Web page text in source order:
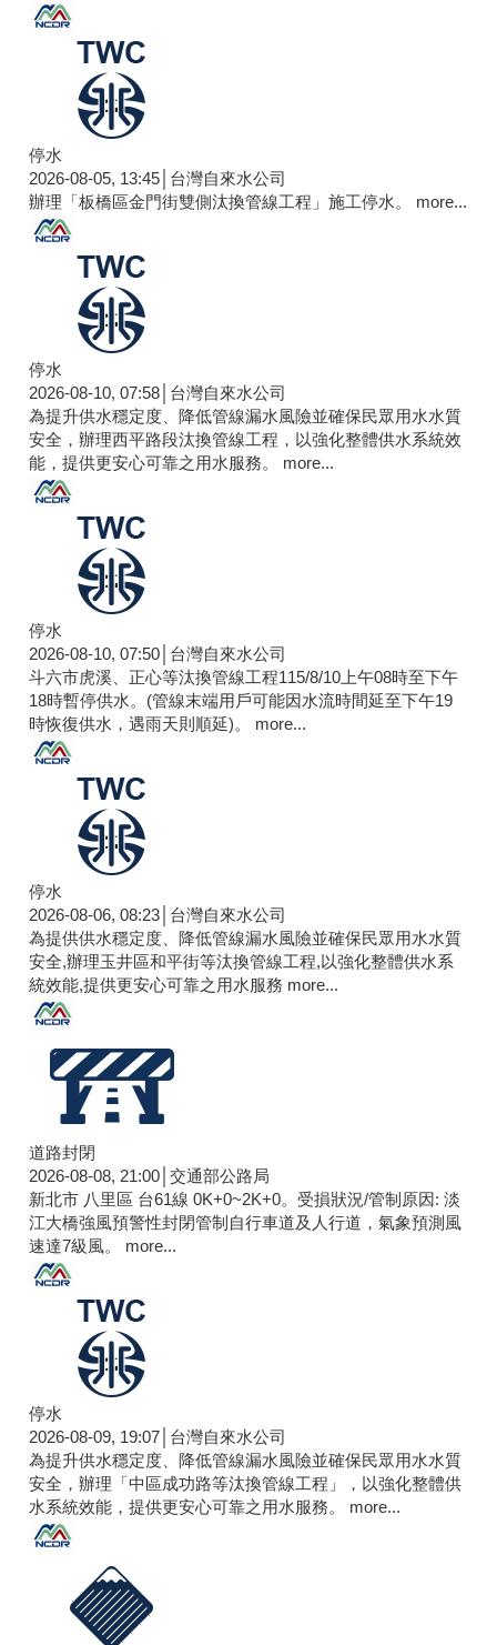
停水
2026-08-05, 13:45│台灣自來水公司
辦理「板橋區金門街雙側汰換管線工程」施工停水。 more...
停水
2026-08-10, 07:58│台灣自來水公司
為提升供水穩定度、降低管線漏水風險並確保民眾用水水質
安全，辦理西平路段汰換管線工程，以強化整體供水系統效
能，提供更安心可靠之用水服務。 more...
停水
2026-08-10, 07:50│台灣自來水公司
斗六市虎溪、正心等汰換管線工程115/8/10上午08時至下午
18時暫停供水。(管線末端用戶可能因水流時間延至下午19
時恢復供水，遇雨天則順延)。 more...
停水
2026-08-06, 08:23│台灣自來水公司
為提供供水穩定度、降低管線漏水風險並確保民眾用水水質
安全,辦理玉井區和平街等汰換管線工程,以強化整體供水系
統效能,提供更安心可靠之用水服務 more...
道路封閉
2026-08-08, 21:00│交通部公路局
新北市 八里區 台61線 0K+0~2K+0。受損狀況/管制原因: 淡
江大橋強風預警性封閉管制自行車道及人行道，氣象預測風
速達7級風。 more...
停水
2026-08-09, 19:07│台灣自來水公司
為提升供水穩定度、降低管線漏水風險並確保民眾用水水質
安全，辦理「中區成功路等汰換管線工程」，以強化整體供
水系統效能，提供更安心可靠之用水服務。 more...